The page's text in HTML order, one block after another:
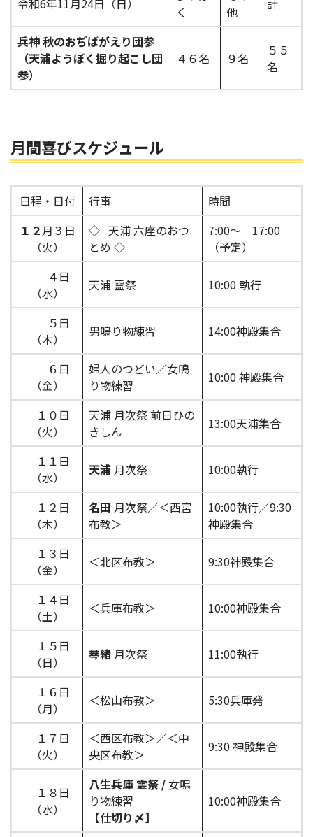
令和6年11月24日（日）
く
他
計
兵神 秋のおぢばがえり団参
（天浦ようぼく掘り起こし団
参）
４６名 ９名
５５
名
月間喜びスケジュール
日程・日付 行事
時間
１２月３日
（火）
◇ 天浦 六座のおつ
とめ ◇
7:00～ 17:00
（予定）
４日
（水）
天浦 霊祭 10:00 執行
５日
（木）
男鳴り物練習 14:00神殿集合
６日
（金）
婦人のつどい／女鳴
り物練習
10:00 神殿集合
１０日
（火）
天浦 月次祭 前日ひの
きしん
13:00天浦集合
１１日
（水）
天浦 月次祭 10:00執行
１２日
（木）
名田 月次祭／＜西宮
布教＞
10:00執行／9:30
神殿集合
１３日
（金）
＜北区布教＞ 9:30神殿集合
１４日
（土）
＜兵庫布教＞ 10:00神殿集合
１５日
（日）
琴緒 月次祭 11:00執行
１６日
（月）
＜松山布教＞ 5:30兵庫発
１７日
（火）
＜西区布教＞／＜中
央区布教＞
9:30 神殿集合
１８日
（水）
八生兵庫 霊祭 /女鳴
り物練習
【仕切り〆】
10:00神殿集合